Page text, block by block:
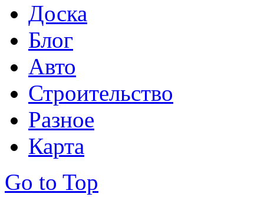
Доска
Блог
Авто
Строительство
Разное
Карта
Go to Top